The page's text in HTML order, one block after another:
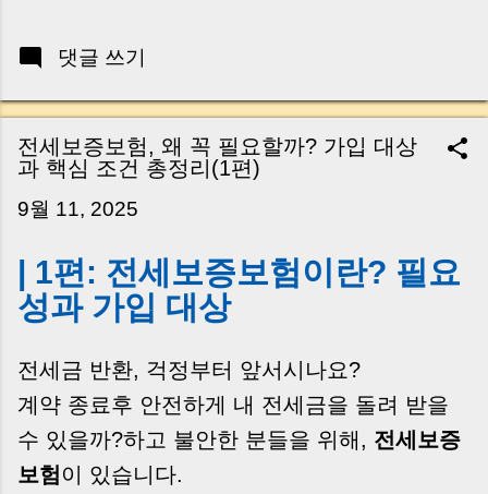
Safe If the Seller Has a Loan? 3 Must-Check
to Avoid MoneyLog Key Takeaway 혹시 이런 생
각 해보신 적 있으신가요? “잔금일… 그냥 돈 보내
고 끝나는 거 아닌가요?” 하지만 현장에서 보면 전
는 날’이 아니라, 수천만 원, 많게는 수억 원이 한
제가 중개 현장에서 겪었던 일입니다. 금요일 오후
3시, 이체 한도에 막혀 송금이 멈췄고 그 자리에서
계약이 무산될 뻔한 아찔한 상황이 있었습니다. 또
내 통장으로 안 들어오죠?” “매도인이 대출 안 갚
고 도망가면 어떡하죠?” 이 모든 불안, 사실은 ‘구
조’를 몰라서 생기는 걱정입니다. 그래서 오늘은
잔금일에 실제로 돈이 어떻게 움직이는지, 왜 사고
가 나는지, 그리고 무엇을 꼭 준비해야 하는지 중
댓글 쓰기
전세보증보험, 왜 꼭 필요할까? 가입 대상
과 핵심 조건 총정리(1편)
9월 11, 2025
| 1편: 전세보증보험이란? 필요
성과 가입 대상
전세금 반환, 걱정부터 앞서시나요?
계약 종료후 안전하게 내 전세금을 돌려 받을
수 있을까?하고 불안한 분들을 위해, 전세보증
보험이 있습니다.